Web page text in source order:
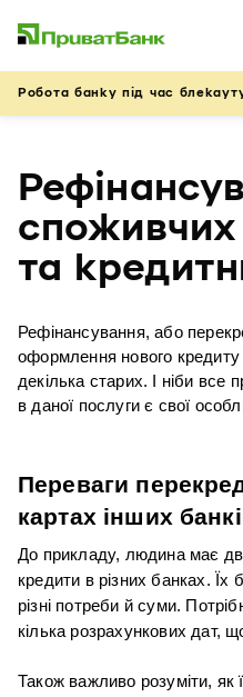
Робота банку під час
споживчих
та
Рефінансування, або
оформлення нового
декілька старих. І ніби все
в даної послуги є свої
Переваги
картах інших
До прикладу, людина має
кредити в різних банках.
різні потреби й суми.
кілька розрахункових дат,
Також важливо розуміти, як